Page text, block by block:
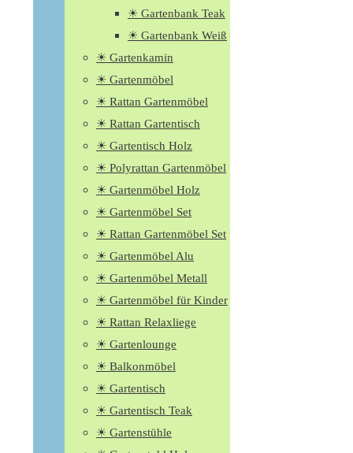
☀ Gartenbank Teak
☀ Gartenbank Weiß
☀ Gartenkamin
☀ Gartenmöbel
☀ Rattan Gartenmöbel
☀ Rattan Gartentisch
☀ Gartentisch Holz
☀ Polyrattan Gartenmöbel
☀ Gartenmöbel Holz
☀ Gartenmöbel Set
☀ Rattan Gartenmöbel Set
☀ Gartenmöbel Alu
☀ Gartenmöbel Metall
☀ Gartenmöbel für Kinder
☀ Rattan Relaxliege
☀ Gartenlounge
☀ Balkonmöbel
☀ Gartentisch
☀ Gartentisch Teak
☀ Gartenstühle